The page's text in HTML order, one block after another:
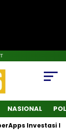
NASIONAL
Investasi Logam